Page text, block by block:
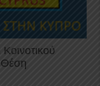
Θέση